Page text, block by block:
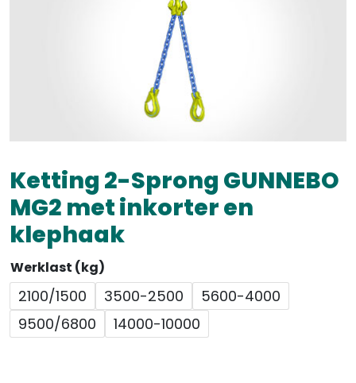
Ketting 2-Sprong GUNNEBO
MG2 met inkorter en
klephaak
Werklast (kg)
2100/1500 3500-2500
5600-4000
9500/6800
14000-10000